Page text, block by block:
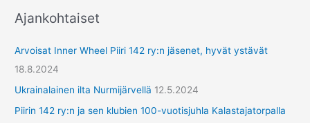
y
Ajankohtaiset
Arvoisat Inner Wheel Piiri 142 ry:n jäsenet, hyvät ystävät
18.8.2024
Ukrainalainen ilta Nurmijärvellä 12.5.2024
Piirin 142 ry:n ja sen klubien 100-vuotisjuhla Kalastajatorpalla